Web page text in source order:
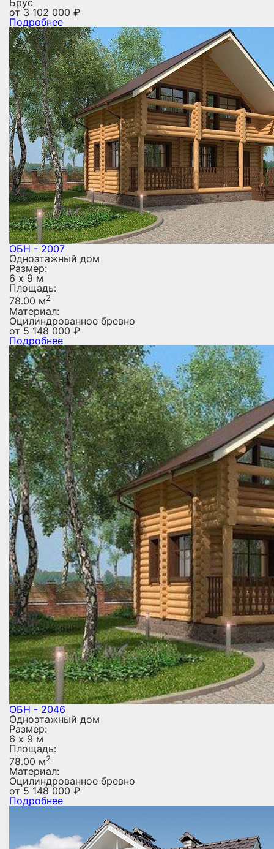
Брус
от3 102 000 ₽
Подробнее
ОБН - 2007
Одноэтажный дом
Размер:
6 х 9 м
Площадь:
78.00 м2
Материал:
Оцилиндрованное бревно
от5 148 000 ₽
Подробнее
ОБН - 2046
Одноэтажный дом
Размер:
6 х 9 м
Площадь:
78.00 м2
Материал:
Оцилиндрованное бревно
от5 148 000 ₽
Подробнее